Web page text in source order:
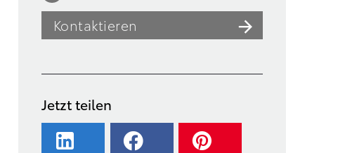
Kontaktieren
Jetzt teilen